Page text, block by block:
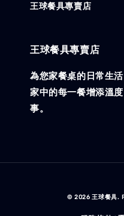
王球餐具專賣店
王球餐具專賣店
為您家餐桌的日常生
家中的每一餐增添溫
事。
© 2026 王球餐具.